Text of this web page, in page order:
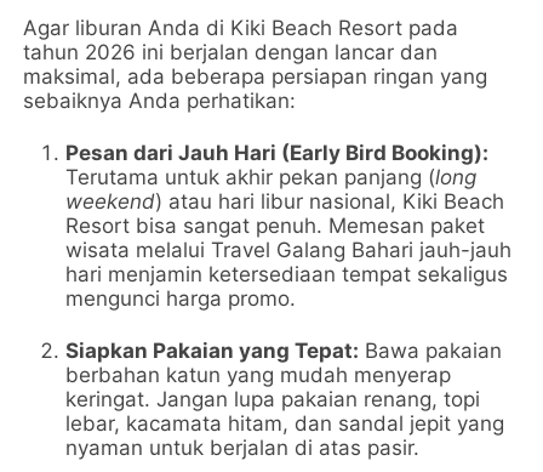
Agar liburan Anda di Kiki Beach Resort pada
tahun 2026 ini berjalan dengan lancar dan
maksimal, ada beberapa persiapan ringan yang
sebaiknya Anda perhatikan:
Pesan dari Jauh Hari (Early Bird Booking):
Terutama untuk akhir pekan panjang (long
weekend) atau hari libur nasional, Kiki Beach
Resort bisa sangat penuh. Memesan paket
wisata melalui Travel Galang Bahari jauh-jauh
hari menjamin ketersediaan tempat sekaligus
mengunci harga promo.
Siapkan Pakaian yang Tepat: Bawa pakaian
berbahan katun yang mudah menyerap
keringat. Jangan lupa pakaian renang, topi
lebar, kacamata hitam, dan sandal jepit yang
nyaman untuk berjalan di atas pasir.